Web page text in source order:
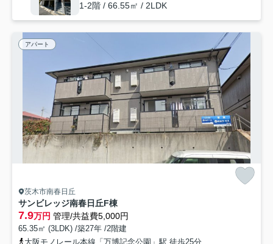
1-2階 / 66.55㎡ / 2LDK
アパート
茨木市南春日丘
サンビレッジ南春日丘F棟
7.9万円 管理/共益費5,000円
65.35㎡ (3LDK) /築27年 /2階建
大阪モノレール本線「万博記念公園」駅 徒歩25分